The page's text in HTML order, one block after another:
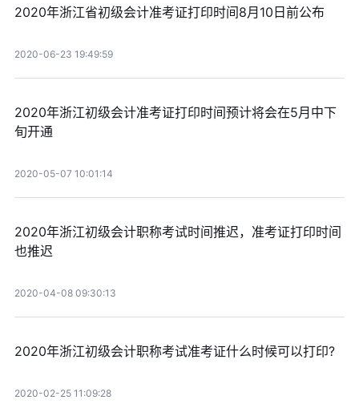
2020年浙江省初级会计准考证打印时间8月10日前公布
2020-06-23 19:49:59
2020年浙江初级会计准考证打印时间预计将会在5月中下
旬开通
2020-05-07 10:01:14
2020年浙江初级会计职称考试时间推迟，准考证打印时间
也推迟
2020-04-08 09:30:13
2020年浙江初级会计职称考试准考证什么时候可以打印?
2020-02-25 11:09:28